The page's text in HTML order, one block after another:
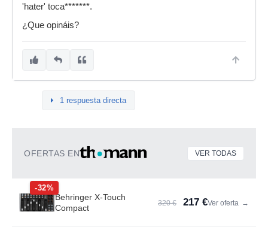
'hater' toca*******.
¿Que opináis?
1 respuesta directa
OFERTAS EN VER TODAS
-32%
Behringer X-Touch
Compact
320 € 217 €Ver oferta →